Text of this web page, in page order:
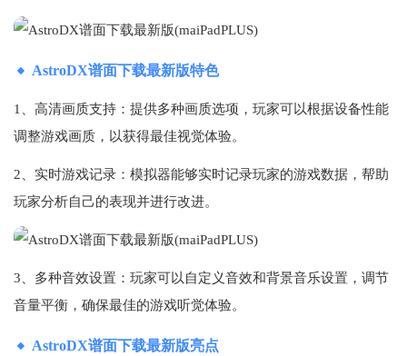
AstroDX谱面下载最新版特色
1、高清画质支持：提供多种画质选项，玩家可以根据设备性能
调整游戏画质，以获得最佳视觉体验。
2、实时游戏记录：模拟器能够实时记录玩家的游戏数据，帮助
玩家分析自己的表现并进行改进。
3、多种音效设置：玩家可以自定义音效和背景音乐设置，调节
音量平衡，确保最佳的游戏听觉体验。
AstroDX谱面下载最新版亮点